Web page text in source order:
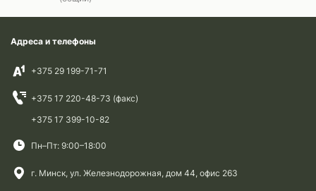
Адреса и телефоны
+375 29 199-71-71
+375 17 220-48-73 (факс)
+375 17 399-10-82
Пн–Пт: 9:00–18:00
г. Минск, ул. Железнодорожная, дом 44, офис 263